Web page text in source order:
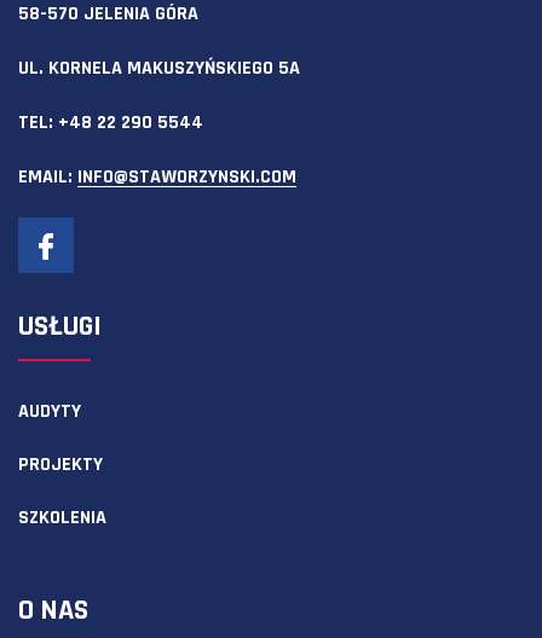
58-570 JELENIA GÓRA
UL. KORNELA MAKUSZYŃSKIEGO 5A
TEL: +48 22 290 5544
EMAIL: INFO@STAWORZYNSKI.COM
USŁUGI
AUDYTY
PROJEKTY
SZKOLENIA
O NAS